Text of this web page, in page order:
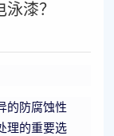
漆？
的防腐蚀性
理的重要选